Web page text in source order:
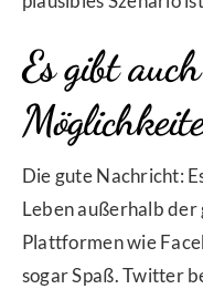
Es gibt
Die gute Nachricht:
Leben außerhalb
Plattformen wie
sogar Spaß. Twitter